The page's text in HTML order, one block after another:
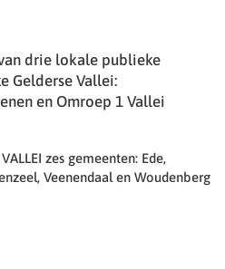
drie lokale publieke
Gelderse Vallei:
en Omroep 1 Vallei
zes gemeenten: Ede,
Veenendaal en Woudenberg